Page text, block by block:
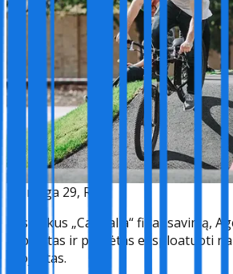
E. Smilga 29, Riga
Pasitelkus „Capitalia“ finansavimą,
užbaigtas ir pradėtas eksploatuoti
projektas.